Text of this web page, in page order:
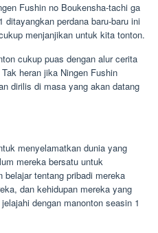
Fushin no Boukensha-tachi ga
perdana baru-baru ini
menjanjikan untuk kita tonton.
cukup puas dengan alur cerita
heran jika Ningen Fushin
dirilis di masa yang akan datang
menyelamatkan dunia yang
mereka bersatu untuk
tentang pribadi mereka
dan kehidupan mereka yang
dengan manonton seasin 1